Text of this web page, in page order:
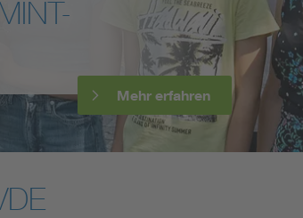
Renewable energies
Environmental Protection
Mehr erfahren